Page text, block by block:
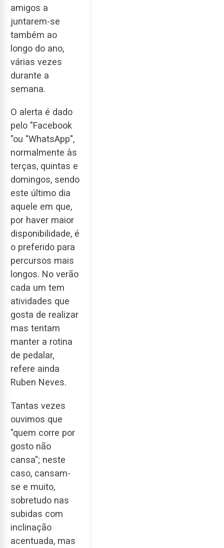
amigos a
juntarem-se
também ao
longo do ano,
várias vezes
durante a
semana.
O alerta é dado
pelo "Facebook
"ou "WhatsApp",
normalmente às
terças, quintas e
domingos, sendo
este último dia
aquele em que,
por haver maior
disponibilidade, é
o preferido para
percursos mais
longos. No verão
cada um tem
atividades que
gosta de realizar
mas tentam
manter a rotina
de pedalar,
refere ainda
Ruben Neves.
Tantas vezes
ouvimos que
"quem corre por
gosto não
cansa"; neste
caso, cansam-
se e muito,
sobretudo nas
subidas com
inclinação
acentuada, mas